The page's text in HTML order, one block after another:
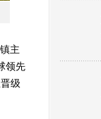
主
领先
级